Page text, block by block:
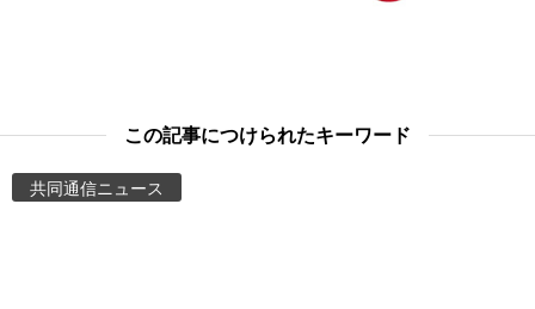
この記事につけられたキーワード
共同通信ニュース